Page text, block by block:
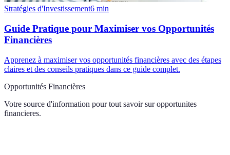
Stratégies d'Investissement6 min
Guide Pratique pour Maximiser vos Opportunités
Financières
Apprenez à maximiser vos opportunités financières avec des étapes
claires et des conseils pratiques dans ce guide complet.
Opportunités Financières
Votre source d'information pour tout savoir sur opportunites
financieres.